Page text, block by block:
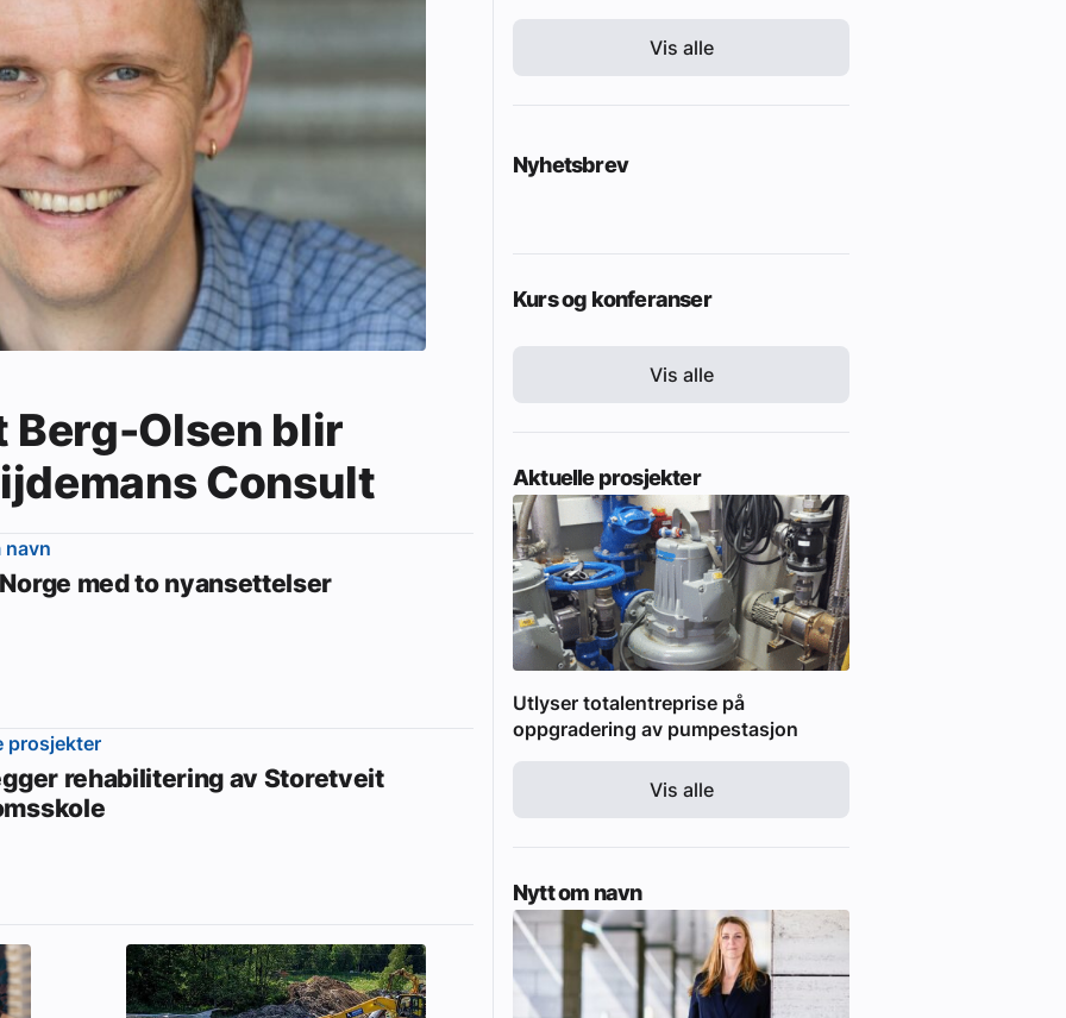
Berg-Olsen blir
Consult
navn
med to nyansettelser
prosjekter
rehabilitering av Storetveit
Vis alle
Nyhetsbrev
Kurs og konferanser
Vis alle
Aktuelle prosjekter
Utlyser totalentreprise på
oppgradering av pumpestasjon
Vis alle
Nytt om navn